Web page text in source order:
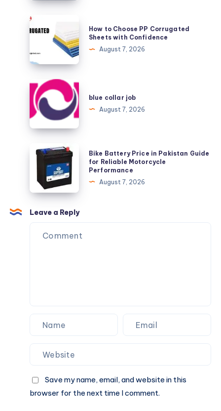
How
to
Choose
PP
Corrugated
Sheets
with
Confidence
How to Choose PP Corrugated
Sheets with Confidence
August 7, 2026
blue
collar
job
blue collar job
August 7, 2026
Bike
Battery
Price
Pakistan
Guide
for
Reliable
Bike Battery Price in Pakistan Guide
for Reliable Motorcycle
Performance
August 7, 2026
Leave a Reply
Save my name, email, and website in this
browser for the next time I comment.